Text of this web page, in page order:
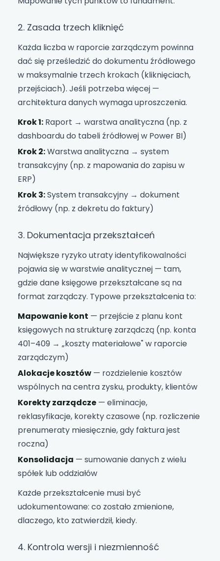
2. Zasada trzech kliknięć
Każda liczba w raporcie zarządczym powinna
dać się prześledzić do dokumentu źródłowego
w maksymalnie trzech krokach (kliknięciach,
przejściach). Jeśli potrzeba więcej —
architektura danych wymaga uproszczenia.
Krok 1: Raport → warstwa analityczna (np. z
dashboardu do tabeli źródłowej w Power BI)
Krok 2:Warstwa analityczna → system
transakcyjny (np. z mapowania do zapisu w
ERP)
Krok 3:System transakcyjny → dokument
źródłowy (np. z dekretu do faktury)
3. Dokumentacja przekształceń
Największe ryzyko utraty identyfikowalności
pojawia się w warstwie analitycznej — tam,
gdzie dane księgowe przekształcane są na
format zarządczy. Typowe przekształcenia to:
Mapowanie kont — przejście z planu kont
księgowych na strukturę zarządczą (np. konta
401–409 → „koszty materiałowe" w raporcie
zarządczym)
Alokacje kosztów — rozdzielenie kosztów
wspólnych na centra zysku, produkty, klientów
Korekty zarządcze — eliminacje,
reklasyfikacje, korekty czasowe (np. rozliczenie
prenumeraty miesięcznie, gdy faktura jest
roczna)
Konsolidacja — sumowanie danych z wielu
spółek lub oddziałów
Każde przekształcenie musi być
udokumentowane: co zostało zmienione,
dlaczego, kto zatwierdził, kiedy.
4. Kontrola wersji i niezmienność